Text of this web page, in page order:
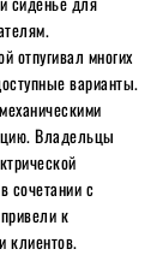
отпугивал многих
варианты.
Владельцы
сочетании с
к
клиентов.